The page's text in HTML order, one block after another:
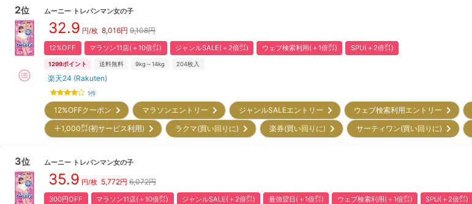
2位 ムーニー トレパンマン女の子
32.9 円/枚 8,016円 9,108円
12%OFF マラソン11店(＋10倍㌽) ジャンルSALE(＋2倍㌽) ウェブ検索利用(＋1倍㌽) SPU(＋2倍㌽)
1299ポイント 送料無料 9kg～14kg 204枚入
楽天24 (Rakuten)
1件
12%OFFクーポン マラソンエントリー ジャンルSALEエントリー ウェブ検索利用エントリー
＋1,000㌽(初サービス利用)
ラクマ(買い回りに) 楽券(買い回りに) サーティワン(買い回りに)
3位 ムーニー トレパンマン女の子
35.9 円/枚 5,772円 6,072円
300円OFF マラソン11店(＋10倍㌽) ジャンルSALE(＋2倍㌽) 最強翌日(＋1倍㌽) ウェブ検索利用(＋1倍㌽) SPU(＋2倍㌽)